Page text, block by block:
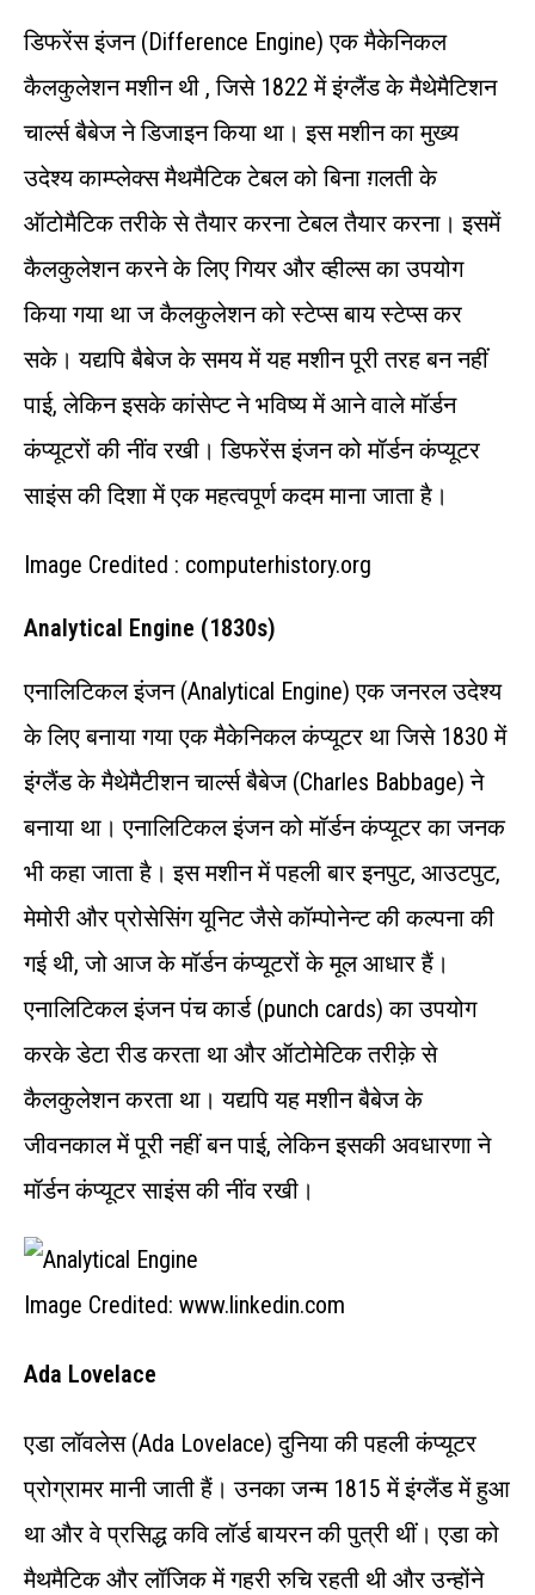
डिफरेंस इंजन (Difference Engine) एक मैकेनिकल
कैलकुलेशन मशीन थी , जिसे 1822 में इंग्लैंड के मैथेमैटिशन
चार्ल्स बैबेज ने डिजाइन किया था। इस मशीन का मुख्य
उदेश्य काम्प्लेक्स मैथमैटिक टेबल को बिना ग़लती के
ऑटोमैटिक तरीके से तैयार करना टेबल तैयार करना। इसमें
कैलकुलेशन करने के लिए गियर और व्हील्स का उपयोग
किया गया था ज कैलकुलेशन को स्टेप्स बाय स्टेप्स कर
सके। यद्यपि बैबेज के समय में यह मशीन पूरी तरह बन नहीं
पाई, लेकिन इसके कांसेप्ट ने भविष्य में आने वाले मॉर्डन
कंप्यूटरों की नींव रखी। डिफरेंस इंजन को मॉर्डन कंप्यूटर
साइंस की दिशा में एक महत्वपूर्ण कदम माना जाता है।
Image Credited : computerhistory.org
Analytical Engine (1830s)
एनालिटिकल इंजन (Analytical Engine) एक जनरल उदेश्य
के लिए बनाया गया एक मैकेनिकल कंप्यूटर था जिसे 1830 में
इंग्लैंड के मैथेमैटीशन चार्ल्स बैबेज (Charles Babbage) ने
बनाया था। एनालिटिकल इंजन को मॉर्डन कंप्यूटर का जनक
भी कहा जाता है। इस मशीन में पहली बार इनपुट, आउटपुट,
मेमोरी और प्रोसेसिंग यूनिट जैसे कॉम्पोनेन्ट की कल्पना की
गई थी, जो आज के मॉर्डन कंप्यूटरों के मूल आधार हैं।
एनालिटिकल इंजन पंच कार्ड (punch cards) का उपयोग
करके डेटा रीड करता था और ऑटोमेटिक तरीक़े से
कैलकुलेशन करता था। यद्यपि यह मशीन बैबेज के
जीवनकाल में पूरी नहीं बन पाई, लेकिन इसकी अवधारणा ने
मॉर्डन कंप्यूटर साइंस की नींव रखी।
Image Credited: www.linkedin.com
Ada Lovelace
एडा लॉवलेस (Ada Lovelace) दुनिया की पहली कंप्यूटर
प्रोग्रामर मानी जाती हैं। उनका जन्म 1815 में इंग्लैंड में हुआ
था और वे प्रसिद्ध कवि लॉर्ड बायरन की पुत्री थीं। एडा को
मैथमैटिक और लॉजिक में गहरी रुचि रहती थी और उन्होंने